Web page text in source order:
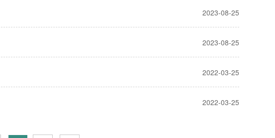
2023-08-25
2023-08-25
2022-03-25
2022-03-25